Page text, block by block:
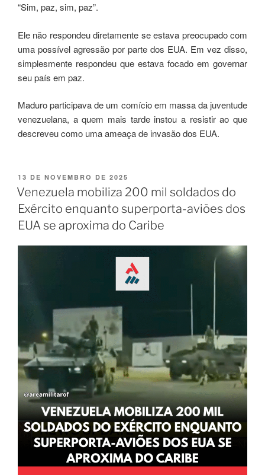
“Sim, paz, sim, paz”.
Ele não respondeu diretamente se estava preocupado com
uma possível agressão por parte dos EUA. Em vez disso,
simplesmente respondeu que estava focado em governar
seu país em paz.
Maduro participava de um comício em massa da juventude
venezuelana, a quem mais tarde instou a resistir ao que
descreveu como uma ameaça de invasão dos EUA.
13 DE NOVEMBRO DE 2025
Venezuela mobiliza 200 mil soldados do
Exército enquanto superporta-aviões dos
EUA se aproxima do Caribe